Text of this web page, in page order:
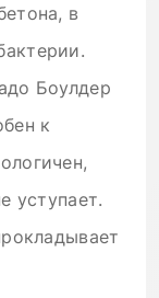
в
Боулдер
к
уступает.